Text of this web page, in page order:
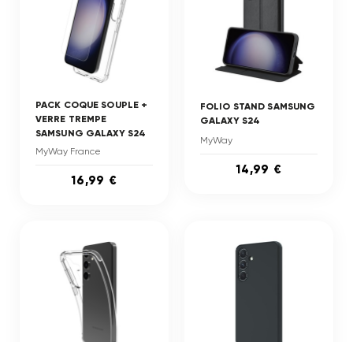
PACK COQUE SOUPLE +
VERRE TREMPE
SAMSUNG GALAXY S24
MyWay France
16,99 €
FOLIO STAND SAMSUNG
GALAXY S24
MyWay
14,99 €